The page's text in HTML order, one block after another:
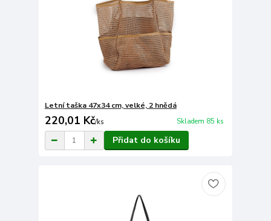
Letní taška 47x34 cm, velké, 2 hnědá
220,01 Kč/ks Skladem 85 ks
Přidat do košíku